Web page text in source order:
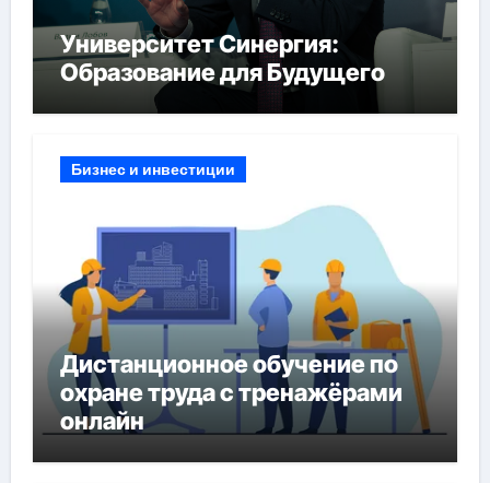
Университет Синергия:
Образование для Будущего
Бизнес и инвестиции
Дистанционное обучение по
охране труда с тренажёрами
онлайн